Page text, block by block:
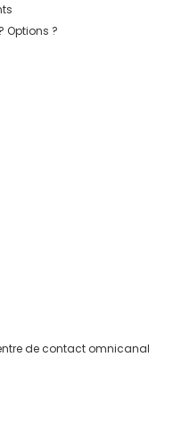
Options ?
de contact omnicanal